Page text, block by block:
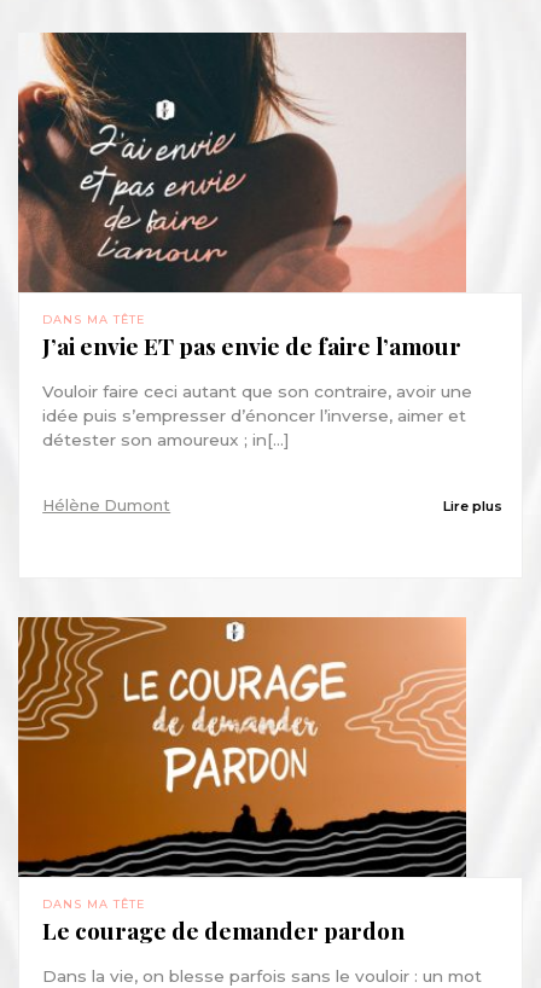
DANS MA TÊTE
J’ai envie ET pas envie de faire l’amour
Vouloir faire ceci autant que son contraire, avoir une
idée puis s’empresser d’énoncer l’inverse, aimer et
détester son amoureux ; in[...]
Hélène Dumont Lire plus
DANS MA TÊTE
Le courage de demander pardon
Dans la vie, on blesse parfois sans le vouloir : un mot